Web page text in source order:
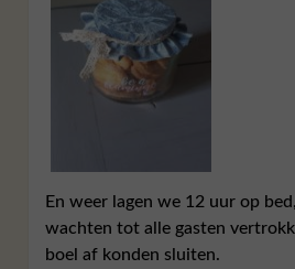
En weer lagen we 12 uur op
wachten tot alle gasten
boel af konden sluiten.